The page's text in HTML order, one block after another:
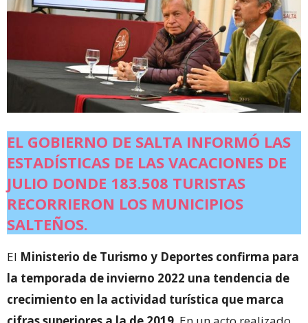
EL GOBIERNO DE SALTA INFORMÓ LAS
ESTADÍSTICAS DE LAS VACACIONES DE
JULIO DONDE 183.508 TURISTAS
RECORRIERON LOS MUNICIPIOS
SALTEÑOS.
El Ministerio de Turismo y Deportes confirma para
la temporada de invierno 2022 una tendencia de
crecimiento en la actividad turística que marca